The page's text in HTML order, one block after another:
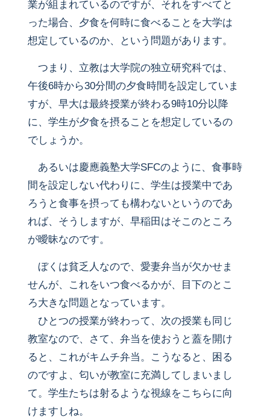
業が組まれているのですが、それをすべてと
った場合、夕食を何時に食べることを大学は
想定しているのか、という問題があります。
つまり、立教は大学院の独立研究科では、
午後6時から30分間の夕食時間を設定していま
すが、早大は最終授業が終わる9時10分以降
に、学生が夕食を摂ることを想定しているの
でしょうか。
あるいは慶應義塾大学SFCのように、食事時
間を設定しない代わりに、学生は授業中であ
ろうと食事を摂っても構わないというのであ
れば、そうしますが、早稲田はそこのところ
が曖昧なのです。
ぼくは貧乏人なので、愛妻弁当が欠かせま
せんが、これをいつ食べるかが、目下のとこ
ろ大きな問題となっています。
ひとつの授業が終わって、次の授業も同じ
教室なので、さて、弁当を使おうと蓋を開け
ると、これがキムチ弁当。こうなると、困る
のですよ、匂いが教室に充満してしまいまし
て。学生たちは射るような視線をこちらに向
けますしね。